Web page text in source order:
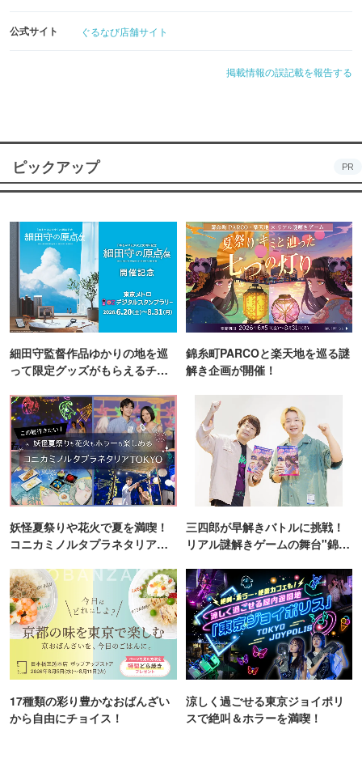
公式サイト ぐるなび店舗サイト
掲載情報の誤記載を報告する
ピックアップ PR
細田守監督作品ゆかりの地を巡
って限定グッズがもらえるチャ
錦糸町PARCOと楽天地を巡る謎
解き企画が開催！
妖怪夏祭りや花火で夏を満喫！
コニカミノルタプラネタリア
三四郎が早解きバトルに挑戦！
リアル謎解きゲームの舞台"錦糸
17種類の彩り豊かなおばんざい
から自由にチョイス！
涼しく過ごせる東京ジョイポリ
スで絶叫＆ホラーを満喫！